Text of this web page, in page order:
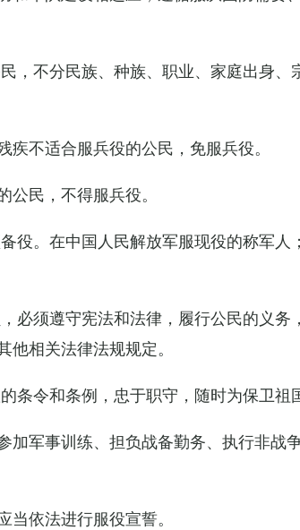
，不分民族、种族、职业、家庭出身
不适合服兵役的公民，免服兵役。
民，不得服兵役。
役。在中国人民解放军服现役的称军人
必须遵守宪法和法律，履行公民的义
相关法律法规规定。
条令和条例，忠于职守，随时为保卫祖
加军事训练、担负战备勤务、执行非战
依法进行服役宣誓。